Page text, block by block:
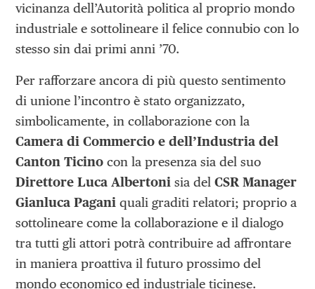
vicinanza dell’Autorità politica al proprio mondo
industriale e sottolineare il felice connubio con lo
stesso sin dai primi anni ’70.
Per rafforzare ancora di più questo sentimento
di unione l’incontro è stato organizzato,
simbolicamente, in collaborazione con la
Camera di Commercio e dell’Industria del
Canton Ticino con la presenza sia del suo
Direttore Luca Albertoni sia delCSR Manager
Gianluca Pagani quali graditi relatori; proprio a
sottolineare come la collaborazione e il dialogo
tra tutti gli attori potrà contribuire ad affrontare
in maniera proattiva il futuro prossimo del
mondo economico ed industriale ticinese.